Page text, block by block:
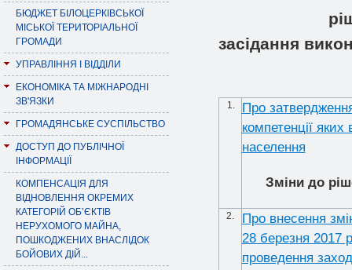
БЮДЖЕТ БІЛОЦЕРКІВСЬКОЇ
МІСЬКОЇ ТЕРИТОРІАЛЬНОЇ
ГРОМАДИ
УПРАВЛІННЯ І ВІДДІЛИ
ЕКОНОМІКА ТА МІЖНАРОДНІ
ЗВ'ЯЗКИ
ГРОМАДЯНСЬКЕ СУСПІЛЬСТВО
ДОСТУП ДО ПУБЛІЧНОЇ
ІНФОРМАЦІЇ
КОМПЕНСАЦІЯ ДЛЯ
ВІДНОВЛЕННЯ ОКРЕМИХ
КАТЕГОРІЙ ОБ’ЄКТІВ
НЕРУХОМОГО МАЙНА,
ПОШКОДЖЕНИХ ВНАСЛІДОК
БОЙОВИХ ДІЙ...
засiдання
1.
Про
компетенції
населення
Зміни до
2.
Про внесення
28 березня 2017
проведення